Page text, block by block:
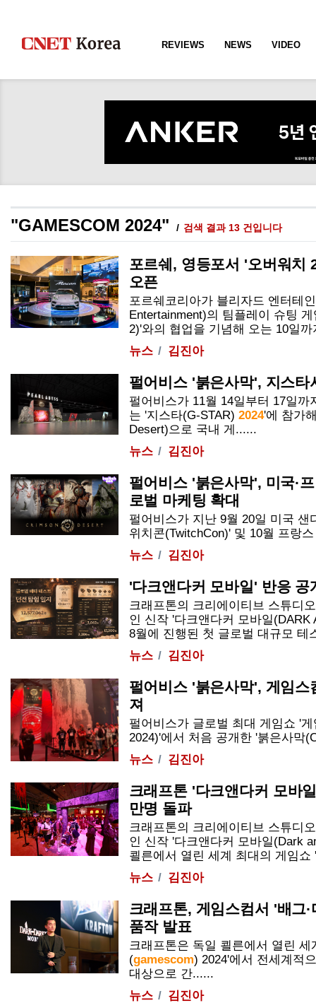
REVIEWS NEWS VIDEO
"GAMESCOM 2024" 검색 결과 13 건입니다
포르쉐, 영등포서 '오버워치
오픈
포르쉐코리아가 블리자드 엔터테
Entertainment)의 팀플레이 슈팅
2)'와의 협업을 기념해 오는 10일
뉴스
김진아
펄어비스 '붉은사막', 지스타
펄어비스가 11월 14일부터 17일
는 '지스타(G-STAR) 2024'에 참가
Desert)으로 국내 게......
뉴스
김진아
펄어비스 '붉은사막', 미국·
로벌 마케팅 확대
펄어비스가 지난 9월 20일 미국 샌
위치콘(TwitchCon)' 및 10월 프랑
뉴스
김진아
'다크앤다커 모바일' 반응 공
크래프톤의 크리에이티브 스튜디
인 신작 '다크앤다커 모바일(DARK
8월에 진행된 첫 글로벌 대규모 테
뉴스
김진아
펄어비스 '붉은사막', 게임스
져
펄어비스가 글로벌 최대 게임쇼 '
2024)'에서 처음 공개한 '붉은사막
뉴스
김진아
크래프톤 '다크앤다커 모바
만명 돌파
크래프톤의 크리에이티브 스튜디
인 신작 '다크앤다커 모바일(Dark
쾰른에서 열린 세계 최대의 게임쇼
뉴스
김진아
크래프톤, 게임스컴서 '배그
품작 발표
크래프톤은 독일 쾰른에서 열린
(gamescom) 2024'에서 전세계적
대상으로 간......
뉴스
김진아